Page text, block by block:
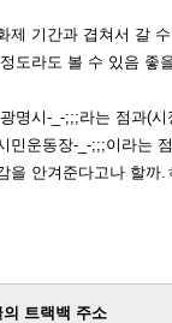
제 기간과 겹쳐서 갈
도라도 볼 수 있음 좋
명시-_-;;;라는 점과(
민운동장-_-;;;이라는
을 안겨준다고나 할까.
의 트랙백 주소